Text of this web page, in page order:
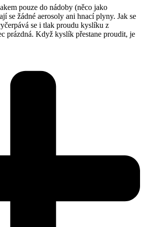
pouze do nádoby (něco jako
se žádné aerosoly ani hnací plyny. Jak se
se i tlak proudu kyslíku z
prázdná. Když kyslík přestane proudit, je